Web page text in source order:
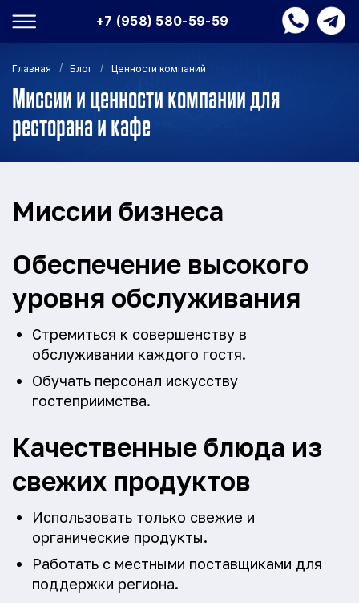
+7 (958) 580-59-59
Главная / Блог / Ценности компаний
Миссии и ценности компании для
ресторана и кафе
Миссии бизнеса
Обеспечение высокого
уровня обслуживания
Стремиться к совершенству в
обслуживании каждого гостя.
Обучать персонал искусству
гостеприимства.
Качественные блюда из
свежих продуктов
Использовать только свежие и
органические продукты.
Работать с местными поставщиками для
поддержки региона.